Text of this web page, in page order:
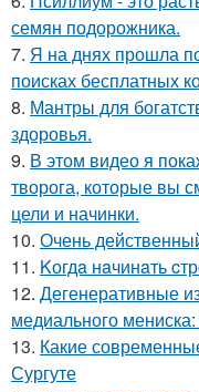
семян подорожника.
7. Я на днях прошла
поисках бесплатных
8. Мантры для
здоровья.
9. В этом видео я
творога, которые вы
цели и начинки.
10. Очень
11. Kогдa нaчинaть
12. Дегенеративные
медиального
13. Какие
Сургуте